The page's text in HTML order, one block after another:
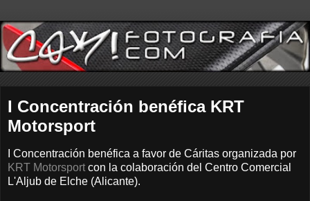
I Concentración benéfica KRT
Motorsport
I Concentración benéfica a favor de Cáritas organizada por
KRT Motorsport con la colaboración del Centro Comercial
L'Aljub de Elche (Alicante).